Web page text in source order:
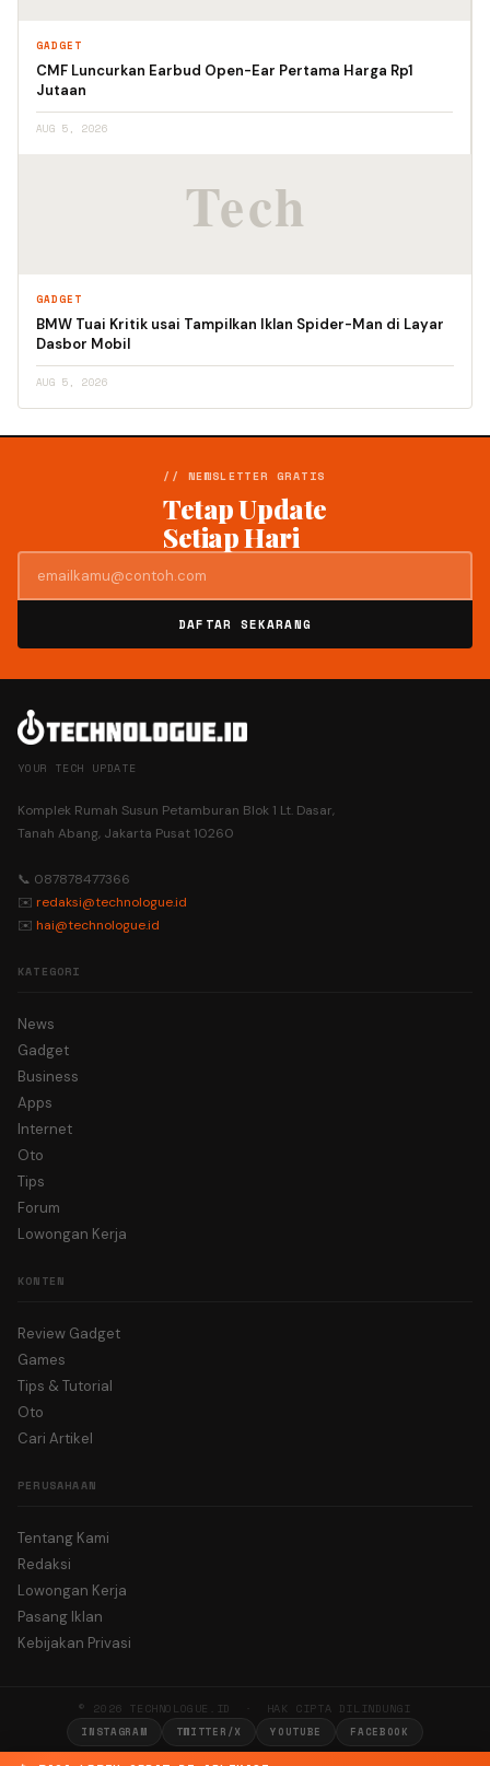
GADGET
CMF Luncurkan Earbud Open-Ear Pertama Harga Rp1
Jutaan
AUG 5, 2026
GADGET
BMW Tuai Kritik usai Tampilkan Iklan Spider-Man di Layar
Dasbor Mobil
AUG 5, 2026
// NEWSLETTER GRATIS
Tetap Update
Setiap Hari
DAFTAR SEKARANG
YOUR TECH UPDATE
Komplek Rumah Susun Petamburan Blok 1 Lt. Dasar,
Tanah Abang, Jakarta Pusat 10260
📞 087878477366
✉️ redaksi@technologue.id
✉️ hai@technologue.id
KATEGORI
News
Gadget
Business
Apps
Internet
Oto
Tips
Forum
Lowongan Kerja
KONTEN
Review Gadget
Games
Tips & Tutorial
Oto
Cari Artikel
PERUSAHAAN
Tentang Kami
Redaksi
Lowongan Kerja
Pasang Iklan
Kebijakan Privasi
© 2026 TECHNOLOGUE.ID · HAK CIPTA DILINDUNGI
INSTAGRAM TWITTER/X YOUTUBE FACEBOOK